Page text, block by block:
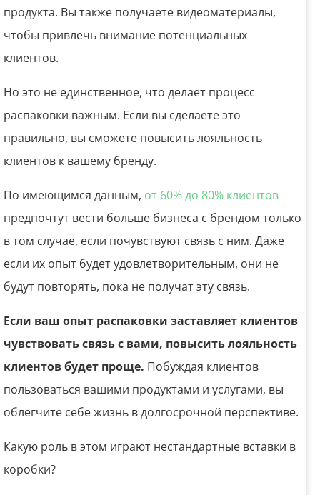
продукта. Вы также получаете видеоматериалы,
чтобы привлечь внимание потенциальных
клиентов.
Но это не единственное, что делает процесс
распаковки важным. Если вы сделаете это
правильно, вы сможете повысить лояльность
клиентов к вашему бренду.
По имеющимся данным, от 60% до 80% клиентов
предпочтут вести больше бизнеса с брендом только
в том случае, если почувствуют связь с ним. Даже
если их опыт будет удовлетворительным, они не
будут повторять, пока не получат эту связь.
Если ваш опыт распаковки заставляет клиентов
чувствовать связь с вами, повысить лояльность
клиентов будет проще. Побуждая клиентов
пользоваться вашими продуктами и услугами, вы
облегчите себе жизнь в долгосрочной перспективе.
Какую роль в этом играют нестандартные вставки в
коробки?